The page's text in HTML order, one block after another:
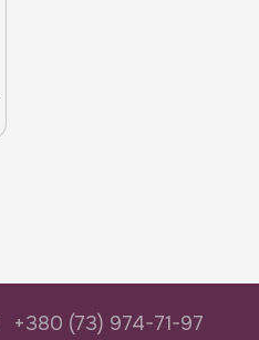
+380 (73) 974-71-97